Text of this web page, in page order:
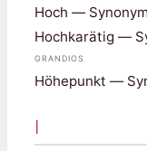
Hoch —
Hochkarätig —
grandios
Höhepunkt —
I